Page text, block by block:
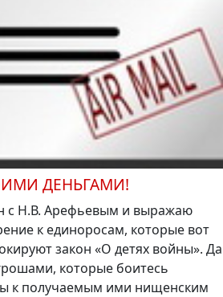
ДЕНЬГАМИ!
с Н.В. Арефьевым и выражаю
к единоросам, которые вот
закон «О детях войны». Да
которые боитесь
к получаемым ими нищенским